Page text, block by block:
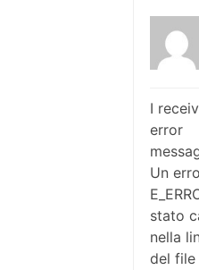
I
error
Un
stato
nella
del file